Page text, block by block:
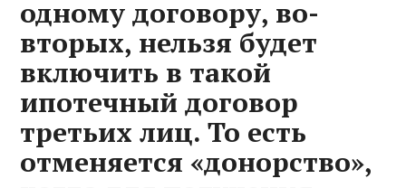
одному договору, во-
вторых, нельзя будет
включить в такой
ипотечный договор
третьих лиц. То есть
отменяется «донорство»,